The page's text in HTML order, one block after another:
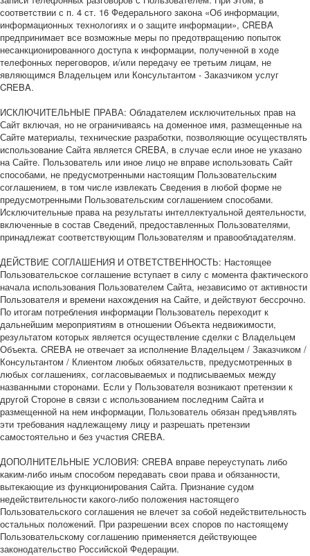
соответствии с п. 4 ст. 16 Федерального закона «Об информации,
информационных технологиях и о защите информации», CREBA
предпринимает все возможные меры по предотвращению попыток
несанкционированного доступа к информации, полученной в ходе
телефонных переговоров, и/или передачу ее третьим лицам, не
являющимся Владельцем или Консультантом - Заказчиком услуг
CREBA.
ИСКЛЮЧИТЕЛЬНЫЕ ПРАВА: Обладателем исключительных прав на
Сайт включая, но не ограничиваясь на доменное имя, размещенные на
Сайте материалы, технические разработки, позволяющие осуществлять
использование Сайта является CREBA, в случае если иное не указано
на Сайте. Пользователь или иное лицо не вправе использовать Сайт
способами, не предусмотренными настоящим Пользовательским
соглашением, в том числе извлекать Сведения в любой форме не
предусмотренными Пользовательским соглашением способами.
Исключительные права на результаты интеллектуальной деятельности,
включенные в состав Сведений, предоставленных Пользователями,
принадлежат соответствующим Пользователям и правообладателям.
ДЕЙСТВИЕ СОГЛАШЕНИЯ И ОТВЕТСТВЕННОСТЬ: Настоящее
Пользовательское соглашение вступает в силу с момента фактического
начала использования Пользователем Сайта, независимо от активности
Пользователя и времени нахождения на Сайте, и действуют бессрочно.
По итогам потребления информации Пользователь переходит к
дальнейшим мероприятиям в отношении Объекта недвижимости,
результатом которых является осуществление сделки с Владельцем
Объекта. CREBA не отвечает за исполнение Владельцем / Заказчиком /
Консультантом / Клиентом любых обязательств, предусмотренных в
любых соглашениях, согласовываемых и подписываемых между
названными сторонами. Если у Пользователя возникают претензии к
другой Стороне в связи с использованием последним Сайта и
размещенной на нем информации, Пользователь обязан предъявлять
эти требования надлежащему лицу и разрешать претензии
самостоятельно и без участия CREBA.
ДОПОЛНИТЕЛЬНЫЕ УСЛОВИЯ: CREBA вправе переуступать либо
каким-либо иным способом передавать свои права и обязанности,
вытекающие из функционирования Сайта. Признание судом
недействительности какого-либо положения настоящего
Пользовательского соглашения не влечет за собой недействительность
остальных положений. При разрешении всех споров по настоящему
Пользовательскому соглашению применяется действующее
законодательство Российской Федерации.